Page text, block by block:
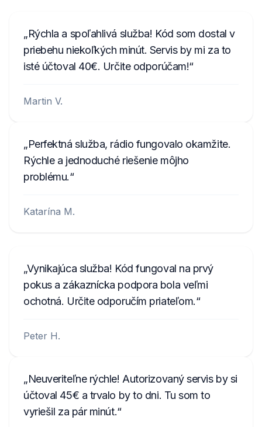
Rýchla a spoľahlivá služba! Kód som dostal v
priebehu niekoľkých minút. Servis by mi za to
isté účtoval 40€. Určite odporúčam!
Martin V.
Perfektná služba, rádio fungovalo okamžite.
Rýchle a jednoduché riešenie môjho
problému.
Katarína M.
Vynikajúca služba! Kód fungoval na prvý
pokus a zákaznícka podpora bola veľmi
ochotná. Určite odporučím priateľom.
Peter H.
Neuveriteľne rýchle! Autorizovaný servis by si
účtoval 45€ a trvalo by to dni. Tu som to
vyriešil za pár minút.